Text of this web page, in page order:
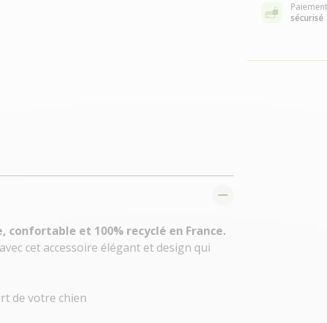
Paiement
sécurisé
et 100% recyclé en France.
cet accessoire élégant et design qui
de votre chien